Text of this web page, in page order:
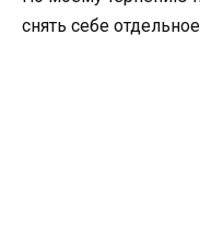
снять себе